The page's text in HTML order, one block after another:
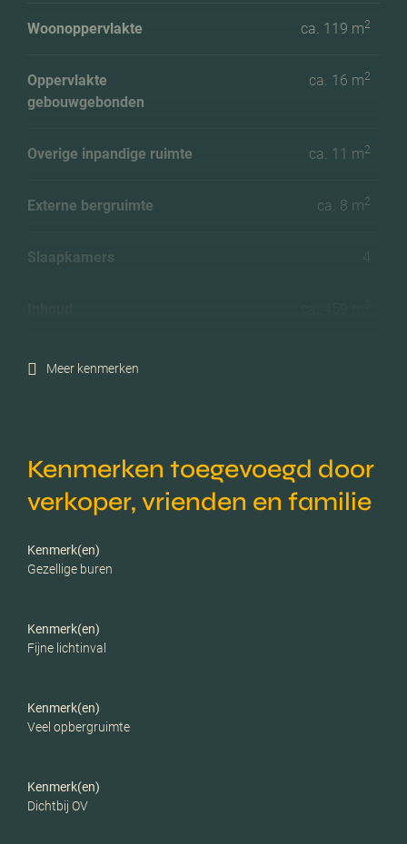
Woonoppervlakte ca. 119 m2
Oppervlakte
gebouwgebonden
ca. 16 m2
Overige inpandige ruimte ca. 11 m2
Externe bergruimte ca. 8 m2
Slaapkamers 4
Perceeloppervlakte
Energielabel C
Isolatie
Dakisolatie, muurisolatie,
Voorzieningen
Parkeerfaciliteiten
Meer kenmerken
Kenmerken toegevoegd door
verkoper, vrienden en familie
Kenmerk(en)
Gezellige buren
Kenmerk(en)
Fijne lichtinval
Kenmerk(en)
Veel opbergruimte
Kenmerk(en)
Dichtbij OV